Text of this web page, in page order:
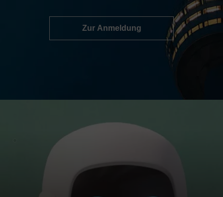
Zur Anmeldung